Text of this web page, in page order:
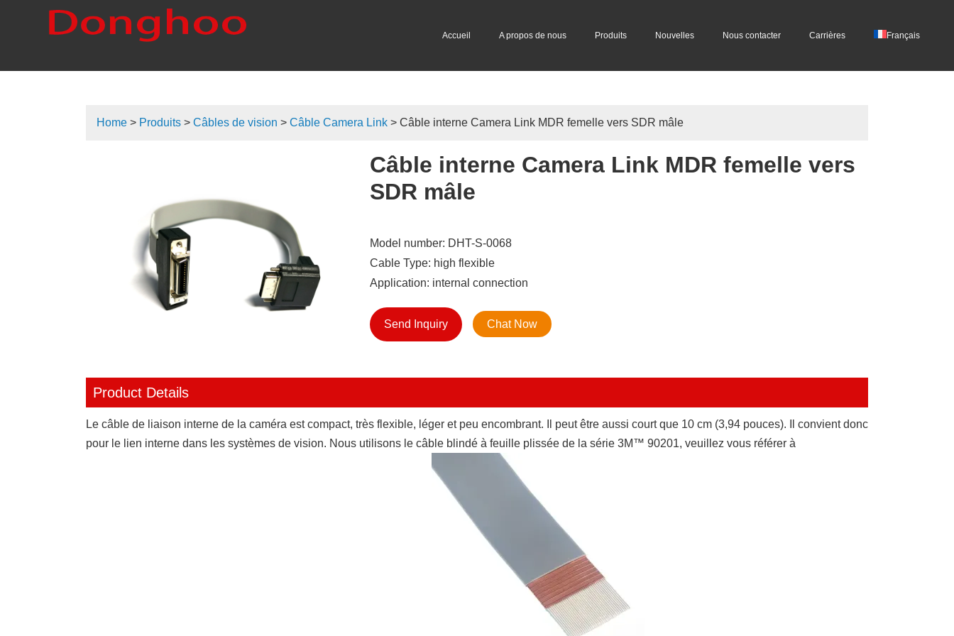
Accueil A propos de nous Produits Nouvelles Nous contacter Carrières Français
Home > Produits > Câbles de vision > Câble Camera Link > Câble interne Camera Link MDR femelle vers SDR mâle
Câble interne Camera Link MDR femelle vers
SDR mâle
Model number: DHT-S-0068
Cable Type: high flexible
Application: internal connection
Send Inquiry Chat Now
Product Details
Le câble de liaison interne de la caméra est compact, très flexible, léger et peu encombrant. Il peut être aussi court que 10 cm (3,94 pouces). Il convient donc
pour le lien interne dans les systèmes de vision. Nous utilisons le câble blindé à feuille plissée de la série 3M™ 90201, veuillez vous référer à